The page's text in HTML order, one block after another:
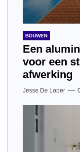
BOUWEN
Een
voor een
afwerking
Jesse De Loper